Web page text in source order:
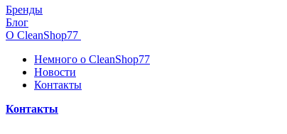
Бренды
Блог
О CleanShop77
Немного о CleanShop77
Новости
Контакты
Контакты